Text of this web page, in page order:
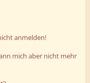
anmelden!
mich aber nicht mehr